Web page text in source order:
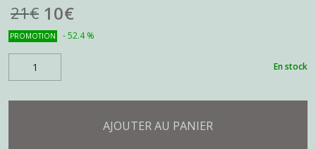
21€ 10€
PROMOTION -52.4 %
En stock
AJOUTER AU PANIER